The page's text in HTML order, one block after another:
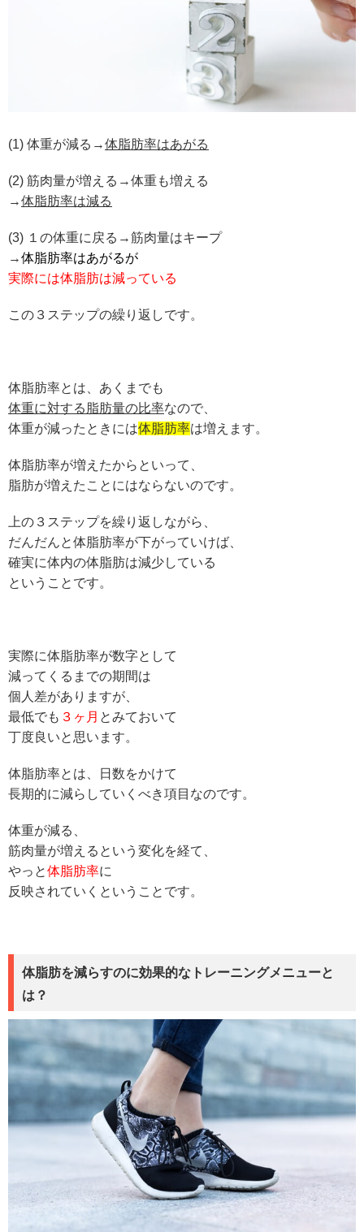
(1) 体重が減る→体脂肪率はあがる
(2) 筋肉量が増える→体重も増える
→体脂肪率は減る
(3) １の体重に戻る→筋肉量はキープ
→体脂肪率はあがるが
実際には体脂肪は減っている
この３ステップの繰り返しです。
体脂肪率とは、あくまでも
体重に対する脂肪量の比率なので、
体重が減ったときには体脂肪率は増えます。
体脂肪率が増えたからといって、
脂肪が増えたことにはならないのです。
上の３ステップを繰り返しながら、
だんだんと体脂肪率が下がっていけば、
確実に体内の体脂肪は減少している
ということです。
実際に体脂肪率が数字として
減ってくるまでの期間は
個人差がありますが、
最低でも ３ヶ月 とみておいて
丁度良いと思います。
体脂肪率とは、日数をかけて
長期的に減らしていくべき項目なのです。
体重が減る、
筋肉量が増えるという変化を経て、
やっと体脂肪率に
反映されていくということです。
体脂肪を減らすのに効果的なトレーニングメニューと
は？